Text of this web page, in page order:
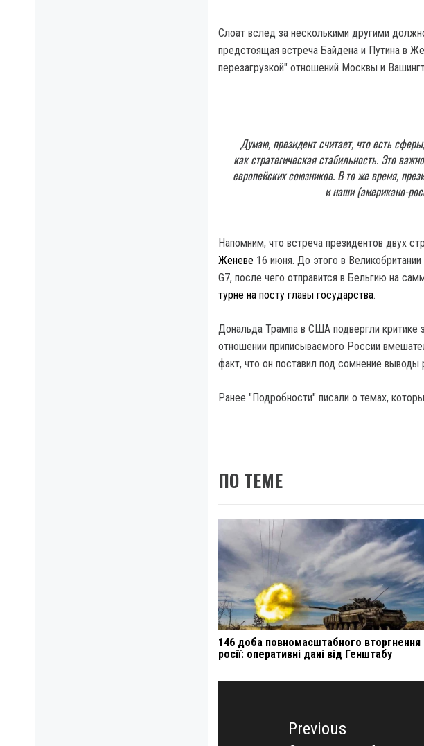
Слоат вслед за несколькими другими
предстоящая встреча Байдена и Путина в
перезагрузкой" отношений Москвы и
Думаю, президент считает, что есть
как стратегическая стабильность. Это
европейских союзников. В то же время,
и наши (американо-
Напомним, что встреча президентов двух
Женеве 16 июня. До этого в
G7, после чего отправится в Бельгию на
турне на посту главы государства.
Дональда Трампа в США подвергли критике
отношении приписываемого России
факт, что он поставил под сомнение
Ранее "Подробности" писали о темах,
ПО ТЕМЕ
146 доба повномасштабного вторгнення
росії: оперативні дані від Генштабу
Навигация
Previous